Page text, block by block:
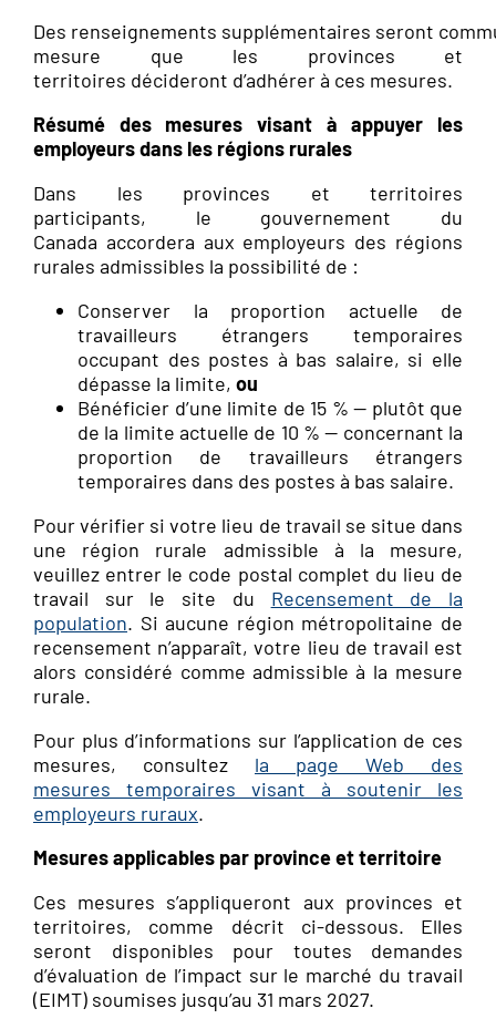
Des renseignements supplémentaires seront
mesure que les provinces et
territoires décideront d’adhérer à ces mesures.
Résumé des mesures visant à appuyer les
employeurs dans les régions rurales
Dans les provinces et territoires
participants, le gouvernement du
Canada accordera aux employeurs des régions
rurales admissibles la possibilité de :
Conserver la proportion actuelle de
travailleurs étrangers temporaires
occupant des postes à bas salaire, si elle
dépasse la limite, ou
Bénéficier d’une limite de 15 % — plutôt que
de la limite actuelle de 10 % — concernant la
proportion de travailleurs étrangers
temporaires dans des postes à bas salaire.
Pour vérifier si votre lieu de travail se situe dans
une région rurale admissible à la mesure,
veuillez entrer le code postal complet du lieu de
travail sur le site du Recensement de la
population. Si aucune région métropolitaine de
recensement n’apparaît, votre lieu de travail est
alors considéré comme admissible à la mesure
rurale.
Pour plus d’informations sur l’application de ces
mesures, consultez la page Web des
mesures temporaires visant à soutenir les
employeurs ruraux.
Mesures applicables par province et territoire
Ces mesures s’appliqueront aux provinces et
territoires, comme décrit ci-dessous. Elles
seront disponibles pour toutes demandes
d’évaluation de l’impact sur le marché du travail
(EIMT) soumises jusqu’au 31 mars 2027.